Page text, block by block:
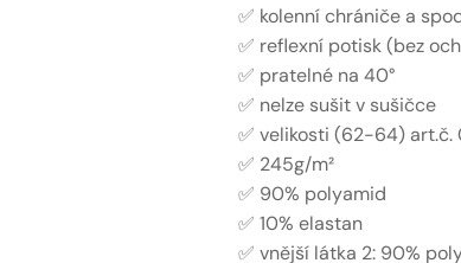
✅ kolenní chrániče a
✅ reflexní potisk (bez
✅ pratelné na 40°
✅ nelze sušit v sušičce
✅ velikosti (62-64) art.č.
✅ 245g/m²
✅ 90% polyamid
✅ 10% elastan
✅ vnější látka 2: 90%